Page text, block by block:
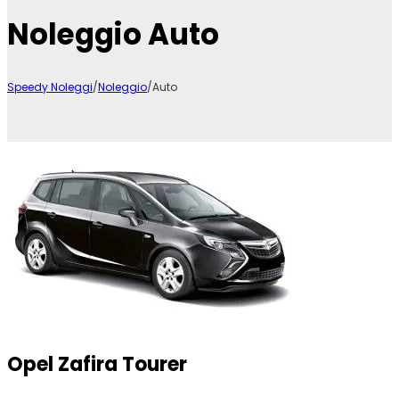
Noleggio Auto
Speedy Noleggi/Noleggio/Auto
Opel Zafira Tourer